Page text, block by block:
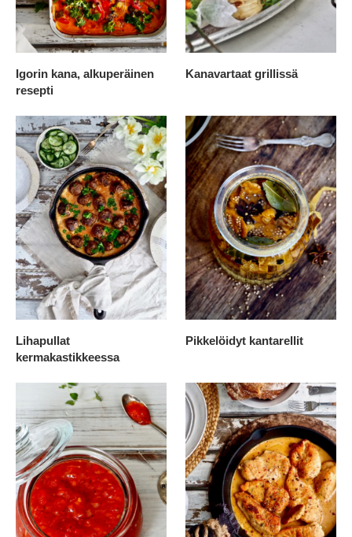
Igorin kana, alkuperäinen
resepti
Kanavartaat grillissä
Lihapullat
kermakastikkeessa
Pikkelöidyt kantarellit